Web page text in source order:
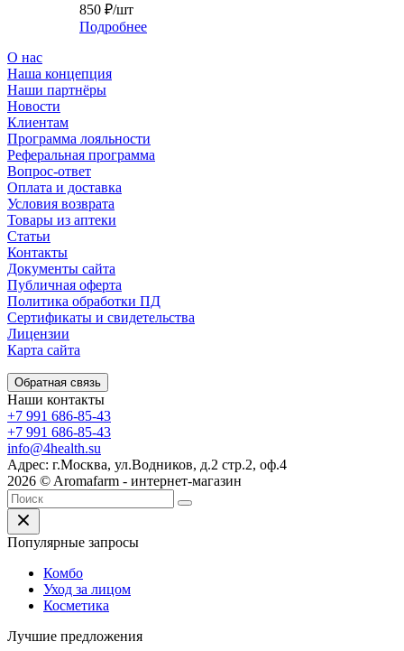
850 ₽/шт
Подробнее
О нас
Наша концепция
Наши партнёры
Новости
Клиентам
Программа лояльности
Реферальная программа
Вопрос-ответ
Оплата и доставка
Условия возврата
Товары из аптеки
Статьи
Контакты
Документы сайта
Публичная оферта
Политика обработки ПД
Сертификаты и свидетельства
Лицензии
Карта сайта
Обратная связь
Наши контакты
+7 991 686-85-43
+7 991 686-85-43
info@4health.su
Адрес: г.Москва, ул.Водников, д.2 стр.2, оф.4
2026 © Aromafarm - интернет-магазин
Популярные запросы
Комбо
Уход за лицом
Косметика
Лучшие предложения